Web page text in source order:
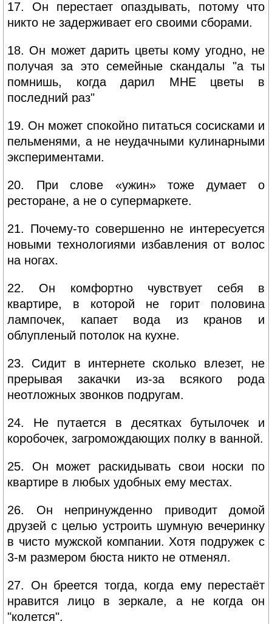
17. Он перестает опаздывать, потому что
никто не задерживает его своими сборами.
18. Он может дарить цветы кому угодно, не
получая за это семейные скандалы "а ты
помнишь, когда дарил МНЕ цветы в
последний раз"
19. Он может спокойно питаться сосисками и
пельменями, а не неудачными кулинарными
экспериментами.
20. При слове «ужин» тоже думает о
ресторане, а не о супермаркете.
21. Почему-то совершенно не интересуется
новыми технологиями избавления от волос
на ногах.
22. Он комфортно чувствует себя в
квартире, в которой не горит половина
лампочек, капает вода из кранов и
облупленый потолок на кухне.
23. Сидит в интернете сколько влезет, не
прерывая закачки из-за всякого рода
неотложных звонков подругам.
24. Не путается в десятках бутылочек и
коробочек, загромождающих полку в ванной.
25. Он может раскидывать свои носки по
квартире в любых удобных ему местах.
26. Он непринужденно приводит домой
друзей с целью устроить шумную вечеринку
в чисто мужской компании. Хотя подружек с
3-м размером бюста никто не отменял.
27. Он бреется тогда, когда ему перестаёт
нравится лицо в зеркале, а не когда он
"колется".